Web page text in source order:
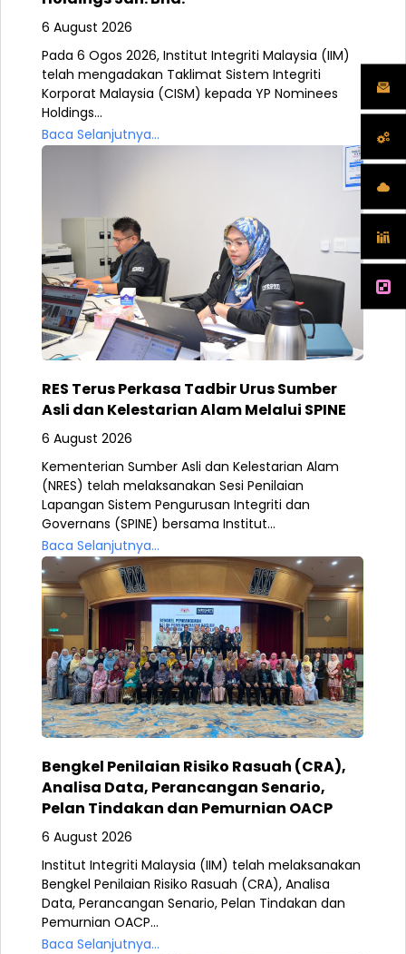
6 August 2026
Pada 6 Ogos 2026, Institut Integriti Malaysia (IIM)
telah mengadakan Taklimat Sistem Integriti
Korporat Malaysia (CISM) kepada YP Nominees
Holdings...
Baca Selanjutnya...
RES Terus Perkasa Tadbir Urus Sumber
Asli dan Kelestarian Alam Melalui SPINE
6 August 2026
Kementerian Sumber Asli dan Kelestarian Alam
(NRES) telah melaksanakan Sesi Penilaian
Lapangan Sistem Pengurusan Integriti dan
Governans (SPINE) bersama Institut...
Baca Selanjutnya...
Bengkel Penilaian Risiko Rasuah (CRA),
Analisa Data, Perancangan Senario,
Pelan Tindakan dan Pemurnian OACP
6 August 2026
Institut Integriti Malaysia (IIM) telah melaksanakan
Bengkel Penilaian Risiko Rasuah (CRA), Analisa
Data, Perancangan Senario, Pelan Tindakan dan
Pemurnian OACP...
Baca Selanjutnya...